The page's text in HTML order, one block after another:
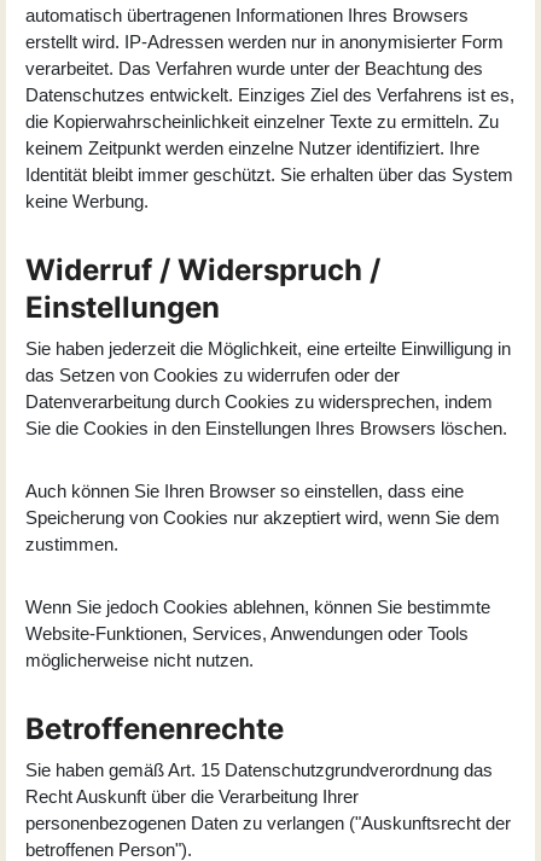
automatisch übertragenen Informationen Ihres Browsers
erstellt wird. IP-Adressen werden nur in anonymisierter Form
verarbeitet. Das Verfahren wurde unter der Beachtung des
Datenschutzes entwickelt. Einziges Ziel des Verfahrens ist es,
die Kopierwahrscheinlichkeit einzelner Texte zu ermitteln. Zu
keinem Zeitpunkt werden einzelne Nutzer identifiziert. Ihre
Identität bleibt immer geschützt. Sie erhalten über das System
keine Werbung.
Widerruf / Widerspruch /
Einstellungen
Sie haben jederzeit die Möglichkeit, eine erteilte Einwilligung in
das Setzen von Cookies zu widerrufen oder der
Datenverarbeitung durch Cookies zu widersprechen, indem
Sie die Cookies in den Einstellungen Ihres Browsers löschen.
Auch können Sie Ihren Browser so einstellen, dass eine
Speicherung von Cookies nur akzeptiert wird, wenn Sie dem
zustimmen.
Wenn Sie jedoch Cookies ablehnen, können Sie bestimmte
Website-Funktionen, Services, Anwendungen oder Tools
möglicherweise nicht nutzen.
Betroffenenrechte
Sie haben gemäß Art. 15 Datenschutzgrundverordnung das
Recht Auskunft über die Verarbeitung Ihrer
personenbezogenen Daten zu verlangen ("Auskunftsrecht der
betroffenen Person").